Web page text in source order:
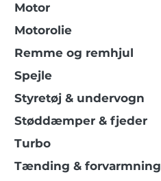
Motor
Motorolie
Remme og remhjul
Spejle
Styretøj & undervogn
Støddæmper & fjeder
Turbo
Tænding & forvarmning